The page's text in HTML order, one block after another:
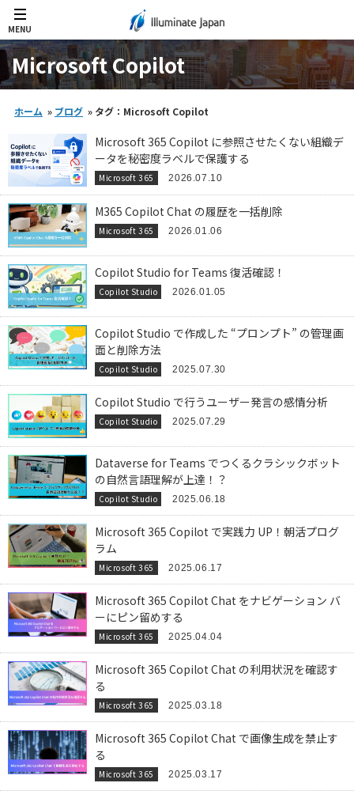
MENU
Microsoft Copilot
ホーム » ブログ » タグ：Microsoft Copilot
Microsoft 365 Copilot に参照させたくない組織デ
ータを秘密度ラベルで保護する
Microsoft 365 2026.07.10
M365 Copilot Chat の履歴を一括削除
Microsoft 365 2026.01.06
Copilot Studio for Teams 復活確認！
Copilot Studio 2026.01.05
Copilot Studio で作成した “プロンプト” の管理画
面と削除方法
Copilot Studio 2025.07.30
Copilot Studio で行うユーザー発言の感情分析
Copilot Studio 2025.07.29
Dataverse for Teams でつくるクラシックボット
の自然言語理解が上達！？
Copilot Studio 2025.06.18
Microsoft 365 Copilot で実践力 UP！朝活プログ
ラム
Microsoft 365 2025.06.17
Microsoft 365 Copilot Chat をナビゲーション バ
ーにピン留めする
Microsoft 365 2025.04.04
Microsoft 365 Copilot Chat の利用状況を確認す
る
Microsoft 365 2025.03.18
Microsoft 365 Copilot Chat で画像生成を禁止す
る
Microsoft 365 2025.03.17